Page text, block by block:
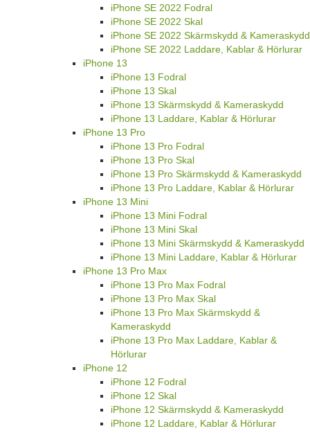
iPhone SE 2022 Fodral
iPhone SE 2022 Skal
iPhone SE 2022 Skärmskydd & Kameraskydd
iPhone SE 2022 Laddare, Kablar & Hörlurar
iPhone 13
iPhone 13 Fodral
iPhone 13 Skal
iPhone 13 Skärmskydd & Kameraskydd
iPhone 13 Laddare, Kablar & Hörlurar
iPhone 13 Pro
iPhone 13 Pro Fodral
iPhone 13 Pro Skal
iPhone 13 Pro Skärmskydd & Kameraskydd
iPhone 13 Pro Laddare, Kablar & Hörlurar
iPhone 13 Mini
iPhone 13 Mini Fodral
iPhone 13 Mini Skal
iPhone 13 Mini Skärmskydd & Kameraskydd
iPhone 13 Mini Laddare, Kablar & Hörlurar
iPhone 13 Pro Max
iPhone 13 Pro Max Fodral
iPhone 13 Pro Max Skal
iPhone 13 Pro Max Skärmskydd &
Kameraskydd
iPhone 13 Pro Max Laddare, Kablar &
Hörlurar
iPhone 12
iPhone 12 Fodral
iPhone 12 Skal
iPhone 12 Skärmskydd & Kameraskydd
iPhone 12 Laddare, Kablar & Hörlurar